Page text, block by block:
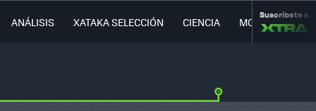
ANÁLISIS XATAKA SELECCIÓN CIENCIA MOVILIDAD
Suscríbete a